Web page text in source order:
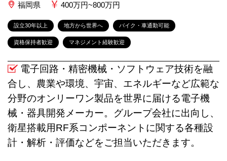
福岡県
400万円~800万円
設立30年以上 地方から世界へ バイク・車通勤可能
資格保持者歓迎 マネジメント経験歓迎
電子回路・精密機械・ソフトウェア技術を融
合し、農業や環境、宇宙、エネルギーなど広範な
分野のオンリーワン製品を世界に届ける電子機
械・器具開発メーカー。グループ会社に出向し、
衛星搭載用RF系コンポーネントに関する各種設
計・解析・評価などをご担当いただきます。